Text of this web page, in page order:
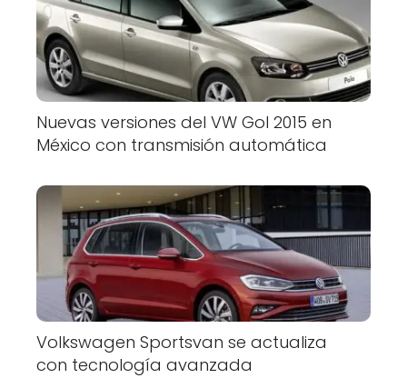
Nuevas versiones del VW Gol 2015 en
México con transmisión automática
Volkswagen Sportsvan se actualiza
con tecnología avanzada